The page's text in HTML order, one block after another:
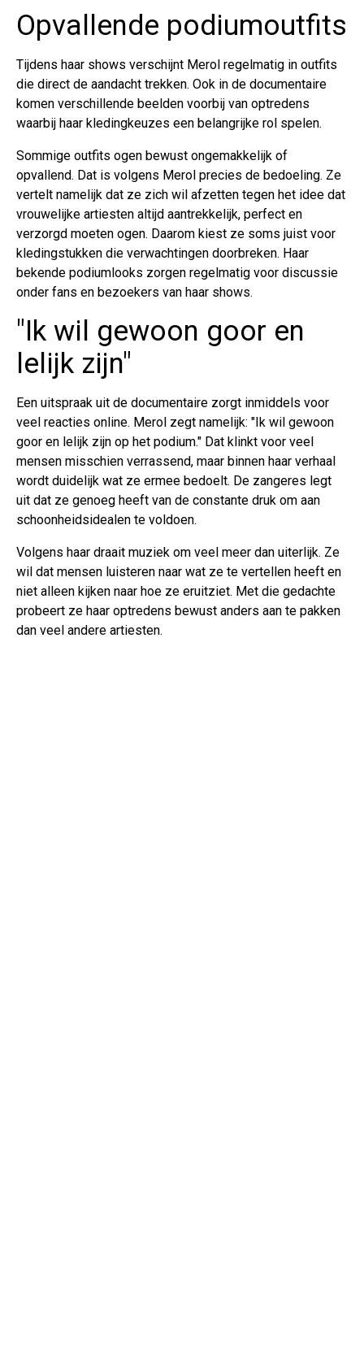
Opvallende podiumoutfits
Tijdens haar shows verschijnt Merol regelmatig in outfits
die direct de aandacht trekken. Ook in de documentaire
komen verschillende beelden voorbij van optredens
waarbij haar kledingkeuzes een belangrijke rol spelen.
Sommige outfits ogen bewust ongemakkelijk of
opvallend. Dat is volgens Merol precies de bedoeling. Ze
vertelt namelijk dat ze zich wil afzetten tegen het idee dat
vrouwelijke artiesten altijd aantrekkelijk, perfect en
verzorgd moeten ogen. Daarom kiest ze soms juist voor
kledingstukken die verwachtingen doorbreken. Haar
bekende podiumlooks zorgen regelmatig voor discussie
onder fans en bezoekers van haar shows.
"Ik wil gewoon goor en
lelijk zijn"
Een uitspraak uit de documentaire zorgt inmiddels voor
veel reacties online. Merol zegt namelijk: "Ik wil gewoon
goor en lelijk zijn op het podium." Dat klinkt voor veel
mensen misschien verrassend, maar binnen haar verhaal
wordt duidelijk wat ze ermee bedoelt. De zangeres legt
uit dat ze genoeg heeft van de constante druk om aan
schoonheidsidealen te voldoen.
Volgens haar draait muziek om veel meer dan uiterlijk. Ze
wil dat mensen luisteren naar wat ze te vertellen heeft en
niet alleen kijken naar hoe ze eruitziet. Met die gedachte
probeert ze haar optredens bewust anders aan te pakken
dan veel andere artiesten.